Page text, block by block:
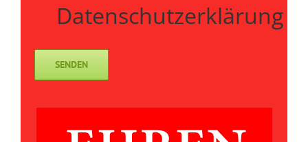
Datenschutzerklärung